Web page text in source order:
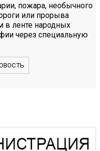
пожара, необычного
или прорыва
в ленте народных
через специальную